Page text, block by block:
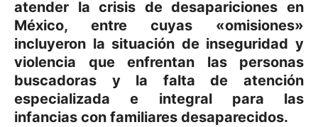
atender la crisis de desapariciones en
México, entre cuyas «omisiones»
incluyeron la situación de inseguridad y
violencia que enfrentan las personas
buscadoras y la falta de atención
especializada e integral para las
infancias con familiares desaparecidos.